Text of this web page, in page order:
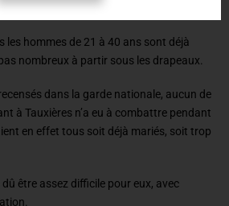
les hommes de 21 à 40 ans sont déjà
nombreux à partir sous les drapeaux.
dans la garde nationale, aucun de
à Tauxières n’a eu à combattre pendant
en effet tous soit déjà mariés, soit trop
être assez difficile pour eux, avec